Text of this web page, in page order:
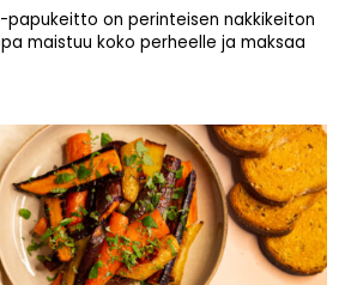
on perinteisen nakkikeiton
maistuu koko perheelle ja maksaa